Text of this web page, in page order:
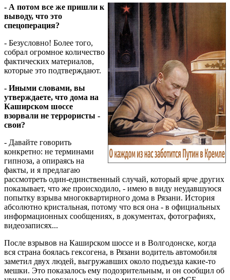
- А потом все же пришли к
выводу, что это
спецоперация?
- Безусловно! Более того,
собрал огромное количество
фактических материалов,
которые это подтверждают.
- Иными словами, вы
утверждаете, что дома на
Каширском шоссе
взорвали не террористы -
свои?
- Давайте говорить
конкретно: не терминами
гипноза, а опираясь на
факты, и я предлагаю
рассмотреть один-единственный случай, который ярче других
показывает, что же происходило, - имею в виду неудавшуюся
попытку взрыва многоквартирного дома в Рязани. История
абсолютно кристальная, потому что вся она - в официальных
информационных сообщениях, в документах, фотографиях,
видеозаписях...
После взрывов на Каширском шоссе и в Волгодонске, когда
вся страна боялась гексогена, в Рязани водитель автомобиля
заметил двух людей, выгружавших около подъезда какие-то
мешки. Это показалось ему подозрительным, и он сообщил об